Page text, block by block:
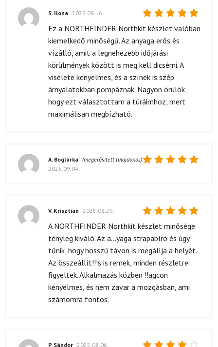
Értékelés:
S. Ilona 2025.09.16.
Ez a NORTHFINDER Northkit készlet valóban
kiemelkedő minőségű. Az anyaga erős és
vízálló, amit a legnehezebb időjárási
körülmények között is meg kell dicsérni. A
viselete kényelmes, és a színek is szép
árnyalatokban pompáznak. Nagyon örülök,
hogy ezt választottam a túráimhoz, mert
maximálisan megbízható.
A. Boglárka (megerősített tulajdonos)
2025.09.04.
Értékelés:
V. Krisztián 2025.08.29.
A NORTHFINDER Northkit készlet minősége
tényleg kiváló. Az a...yaga strapabíró és úgy
tűnik, hogy hosszú távon is megállja a helyét.
Az összeállít!!!s is remek, minden részletre
figyeltek. Alkalmazás közben !!agcon
kényelmes, és nem zavar a mozgásban, ami
számomra fontos.
P. Sándor 2025.08.06.